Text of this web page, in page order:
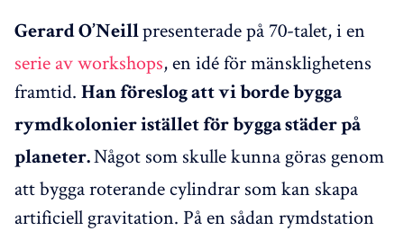
Gerard O’Neillpresenterade på 70-talet, i en
serie av workshops, en idé för mänsklighetens
framtid. Han föreslog att vi borde bygga
rymdkolonier istället för bygga städer på
planeter.Något som skulle kunna göras genom
att bygga roterande cylindrar som kan skapa
artificiell gravitation. På en sådan rymdstation